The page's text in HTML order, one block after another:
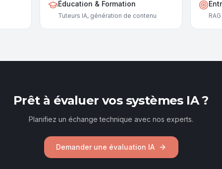
Éducation & Formation
Tuteurs IA, génération de contenu
Prêt à évaluer vos systèmes IA ?
Planifiez un échange technique avec nos experts.
Demander une évaluation IA